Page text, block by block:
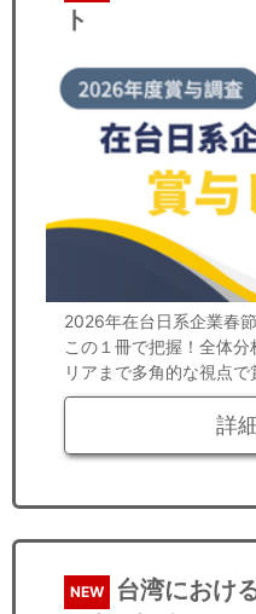
ト
2026年在台日系企業春
この１冊で把握！全体
リアまで多角的な視点で
詳
NEW
台湾におけ